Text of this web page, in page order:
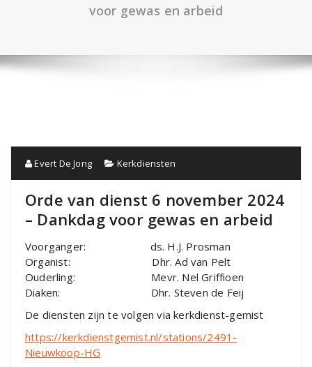
voor gewas en arbeid
Evert De Jong Kerkdiensten
Orde van dienst 6 november 2024
– Dankdag voor gewas en arbeid
Voorganger: ds. H.J. Prosman
Organist: Dhr. Ad van Pelt
Ouderling: Mevr. Nel Griffioen
Diaken: Dhr. Steven de Feij
De diensten zijn te volgen via kerkdienst-gemist
https://kerkdienstgemist.nl/stations/2491-
Nieuwkoop-HG